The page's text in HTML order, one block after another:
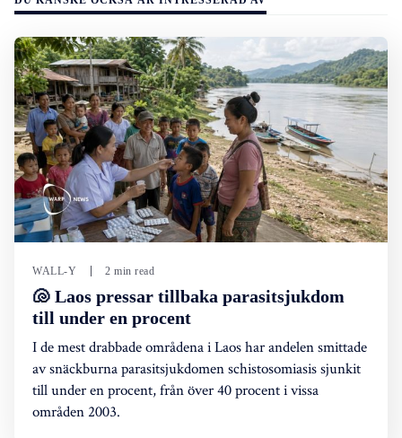
WALL-Y 2 min read
🐚 Laos pressar tillbaka parasitsjukdom
till under en procent
I de mest drabbade områdena i Laos har andelen smittade
av snäckburna parasitsjukdomen schistosomiasis sjunkit
till under en procent, från över 40 procent i vissa
områden 2003.